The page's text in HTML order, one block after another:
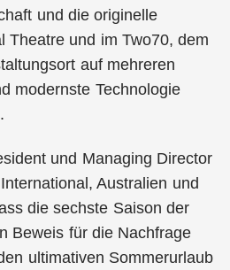
und die originelle
Theatre und im Two70, dem
auf mehreren
modernste Technologie
und Managing Director
Australien und
die sechste Saison der
Beweis für die Nachfrage
ultimativen Sommerurlaub